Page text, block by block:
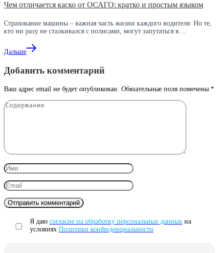
Чем отличается каско от ОСАГО: кратко и простым языком
Страхование машины – важная часть жизни каждого водителя. Но те,
кто ни разу не сталкивался с полисами, могут запутаться в…
Дальше
Добавить комментарий
Ваш адрес email не будет опубликован. Обязательные поля помечены *
Я даю согласие на обработку персональных данных на
условиях Политики конфиденциальности